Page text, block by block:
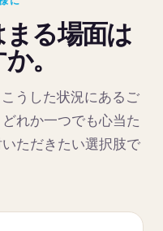
る場面は
。
うした状況にあるご
れか一つでも心当た
ただきたい選択肢で